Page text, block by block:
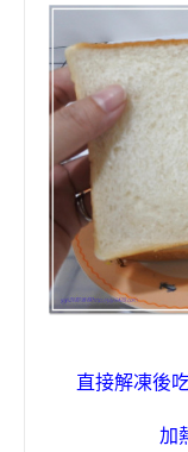
直接解凍後
加